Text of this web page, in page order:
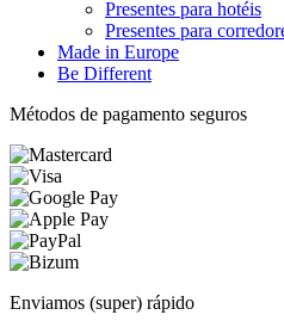
Presentes para hotéis
Presentes para
Made in Europe
Be Different
Métodos de pagamento seguros
Enviamos (super) rápido